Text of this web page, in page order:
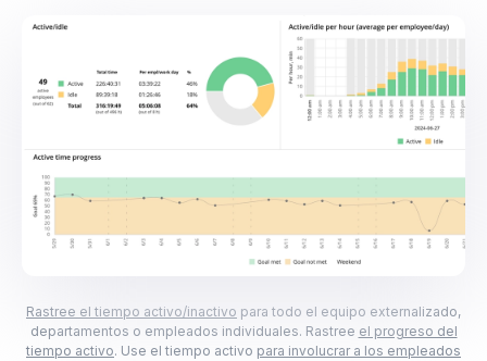
Rastree el tiempo activo/inactivo para todo el equipo externalizado,
departamentos o empleados individuales. Rastree el progreso del
tiempo activo. Use el tiempo activo para involucrar a los empleados